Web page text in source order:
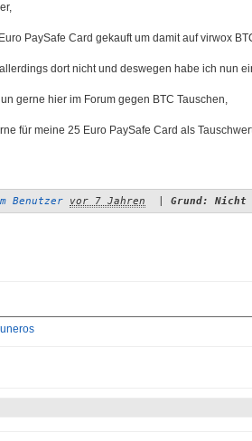
PaySafe Card gekauft um damit auf virwox
dort nicht und deswegen habe ich nun
gerne hier im Forum gegen BTC Tauschen,
für meine 25 Euro PaySafe Card als
Benutzer vor 7 Jahren Grund: Nicht